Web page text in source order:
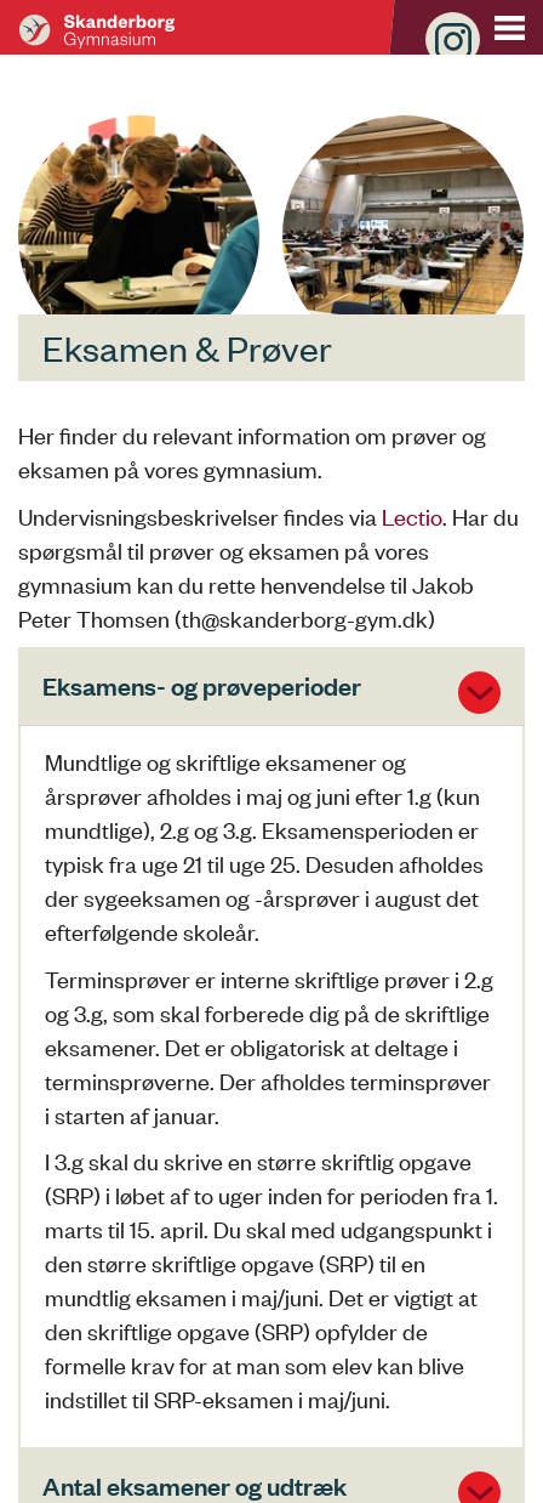
Eksamen & Prøver
Her finder du relevant information om prøver og
eksamen på vores gymnasium.
Undervisningsbeskrivelser findes via Lectio . Har du
spørgsmål til prøver og eksamen på vores
gymnasium kan du rette henvendelse til Jakob
Peter Thomsen (th@skanderborg-gym.dk)
Eksamens- og prøveperioder
Mundtlige og skriftlige eksamener og
årsprøver afholdes i maj og juni efter 1.g (kun
mundtlige), 2.g og 3.g. Eksamensperioden er
typisk fra uge 21 til uge 25. Desuden afholdes
der sygeeksamen og -årsprøver i august det
efterfølgende skoleår.
Terminsprøver er interne skriftlige prøver i 2.g
og 3.g, som skal forberede dig på de skriftlige
eksamener. Det er obligatorisk at deltage i
terminsprøverne. Der afholdes terminsprøver
i starten af januar.
I 3.g skal du skrive en større skriftlig opgave
(SRP) i løbet af to uger inden for perioden fra 1.
marts til 15. april. Du skal med udgangspunkt i
den større skriftlige opgave (SRP) til en
mundtlig eksamen i maj/juni. Det er vigtigt at
den skriftlige opgave (SRP) opfylder de
formelle krav for at man som elev kan blive
indstillet til SRP-eksamen i maj/juni.
Antal eksamener og udtræk